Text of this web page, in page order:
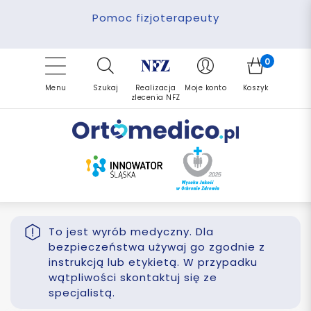
Darmowa dostawa
Pomoc fizjoterapeuty
Finansowanie PFRON
Refundacja NFZ
Zrealizuj zlecenie ponownie
Menu Szukaj
Realizacja
zlecenia NFZ
Moje konto
0
Koszyk
To jest wyrób medyczny. Dla
bezpieczeństwa używaj go zgodnie z
instrukcją lub etykietą. W przypadku
wątpliwości skontaktuj się ze
specjalistą.